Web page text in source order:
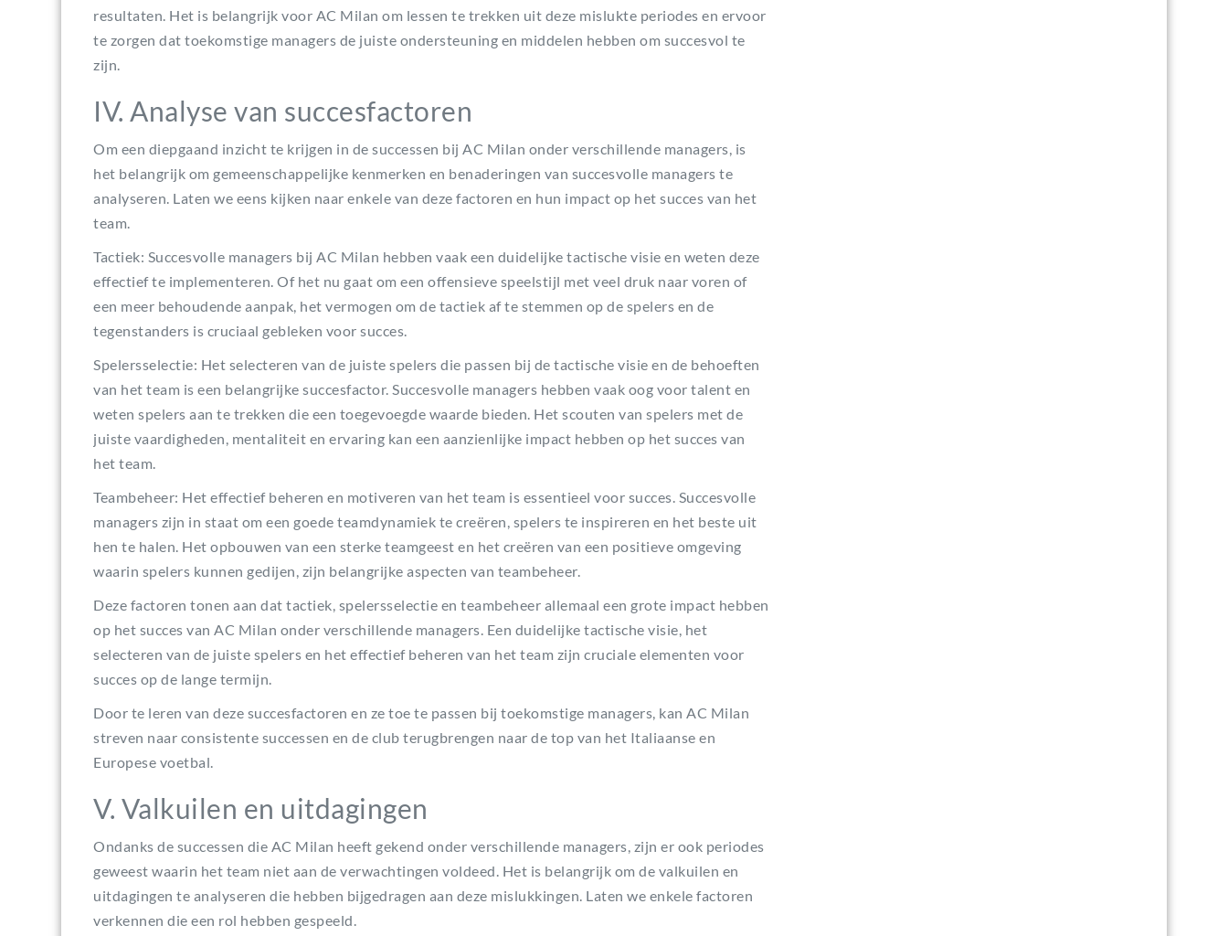
resultaten. Het is belangrijk voor AC Milan om lessen te trekken uit deze mislukte periodes en ervoor
te zorgen dat toekomstige managers de juiste ondersteuning en middelen hebben om succesvol te
zijn.
IV. Analyse van succesfactoren
Om een diepgaand inzicht te krijgen in de successen bij AC Milan onder verschillende managers, is
het belangrijk om gemeenschappelijke kenmerken en benaderingen van succesvolle managers te
analyseren. Laten we eens kijken naar enkele van deze factoren en hun impact op het succes van het
team.
Tactiek: Succesvolle managers bij AC Milan hebben vaak een duidelijke tactische visie en weten deze
effectief te implementeren. Of het nu gaat om een offensieve speelstijl met veel druk naar voren of
een meer behoudende aanpak, het vermogen om de tactiek af te stemmen op de spelers en de
tegenstanders is cruciaal gebleken voor succes.
Spelersselectie: Het selecteren van de juiste spelers die passen bij de tactische visie en de behoeften
van het team is een belangrijke succesfactor. Succesvolle managers hebben vaak oog voor talent en
weten spelers aan te trekken die een toegevoegde waarde bieden. Het scouten van spelers met de
juiste vaardigheden, mentaliteit en ervaring kan een aanzienlijke impact hebben op het succes van
het team.
Teambeheer: Het effectief beheren en motiveren van het team is essentieel voor succes. Succesvolle
managers zijn in staat om een goede teamdynamiek te creëren, spelers te inspireren en het beste uit
hen te halen. Het opbouwen van een sterke teamgeest en het creëren van een positieve omgeving
waarin spelers kunnen gedijen, zijn belangrijke aspecten van teambeheer.
Deze factoren tonen aan dat tactiek, spelersselectie en teambeheer allemaal een grote impact hebben
op het succes van AC Milan onder verschillende managers. Een duidelijke tactische visie, het
selecteren van de juiste spelers en het effectief beheren van het team zijn cruciale elementen voor
succes op de lange termijn.
Door te leren van deze succesfactoren en ze toe te passen bij toekomstige managers, kan AC Milan
streven naar consistente successen en de club terugbrengen naar de top van het Italiaanse en
Europese voetbal.
V. Valkuilen en uitdagingen
Ondanks de successen die AC Milan heeft gekend onder verschillende managers, zijn er ook periodes
geweest waarin het team niet aan de verwachtingen voldeed. Het is belangrijk om de valkuilen en
uitdagingen te analyseren die hebben bijgedragen aan deze mislukkingen. Laten we enkele factoren
verkennen die een rol hebben gespeeld.